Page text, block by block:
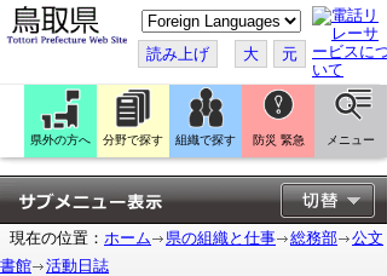
こ
の
ペ
ー
ジ
翻
訳
す
る
読み上げ 大 元
県外の方へ 分野で探す 組織で探す 防災 緊急 メニュー
現在の位置： ホーム 県の組織と仕事 総務部
公文
書館
活動日誌